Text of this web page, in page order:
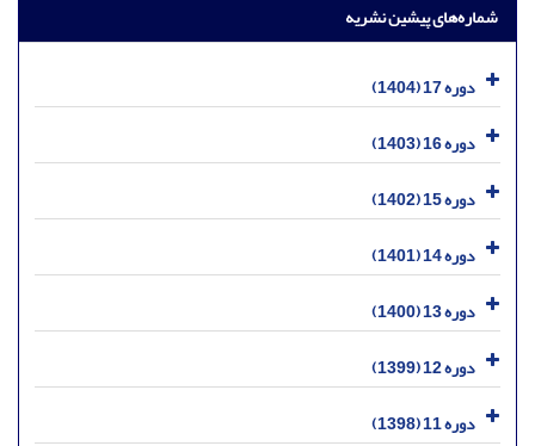
شماره‌های پیشین نشریه
دوره 17 (1404)
دوره 16 (1403)
دوره 15 (1402)
دوره 14 (1401)
دوره 13 (1400)
دوره 12 (1399)
دوره 11 (1398)